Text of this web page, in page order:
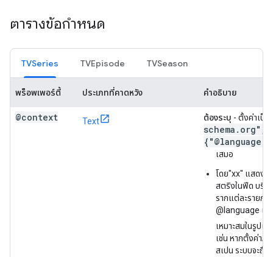
ตารางข้อกำหนด
TVSeries TVEpisode TVSeason
พร็อพเพอร์ตี้ ประเภทที่คาดหวัง คำอธิบาย
@context Text ต้องระบุ - ตั้งค่าเป็น
schema . org"
เสมอ
โดย"xx" แสดงถึ
สตริงในฟีด บริบ
รากแต่ละรายกา
@language เป็
เหมาะสมในรูปแ
เช่น หากตั้งค่าภา
สเปน ระบบจะถือ